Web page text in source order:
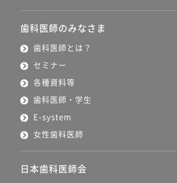
歯科医師のみなさま
歯科医師とは？
セミナー
各種資料等
歯科医師・学生
E-system
女性歯科医師
日本歯科医師会